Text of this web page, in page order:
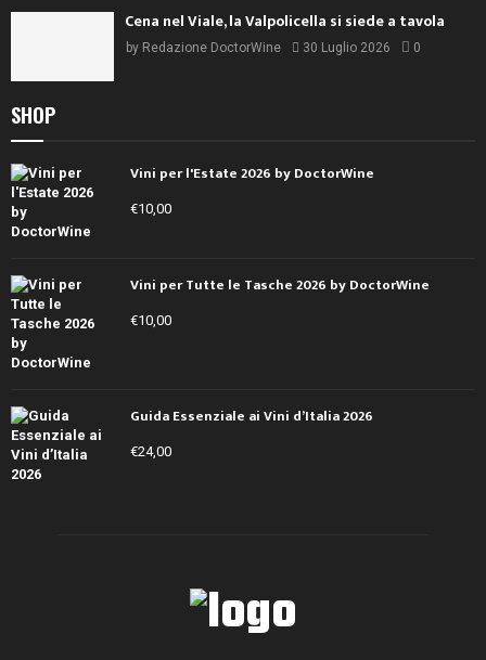
Cena nel Viale, la Valpolicella si siede a tavola
by Redazione DoctorWine 30 Luglio 2026 0
SHOP
Vini per l'Estate 2026 by DoctorWine
€10,00
Vini per Tutte le Tasche 2026 by DoctorWine
€10,00
Guida Essenziale ai Vini d’Italia 2026
€24,00